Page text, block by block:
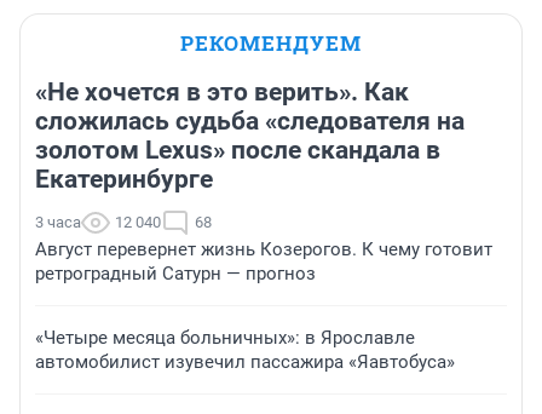
РЕКОМЕНДУЕМ
«Не хочется в это верить». Как
сложилась судьба «следователя на
золотом Lexus» после скандала в
Екатеринбурге
3 часа 12 040 68
Август перевернет жизнь Козерогов. К чему готовит
ретроградный Сатурн — прогноз
«Четыре месяца больничных»: в Ярославле
автомобилист изувечил пассажира «Яавтобуса»